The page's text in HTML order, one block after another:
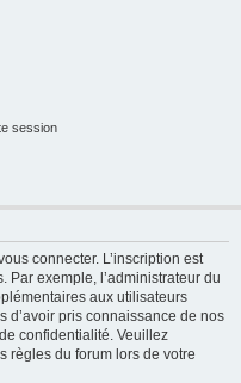
session
connecter. L’inscription est
Par exemple, l’administrateur du
aux utilisateurs
d’avoir pris connaissance de nos
confidentialité. Veuillez
règles du forum lors de votre